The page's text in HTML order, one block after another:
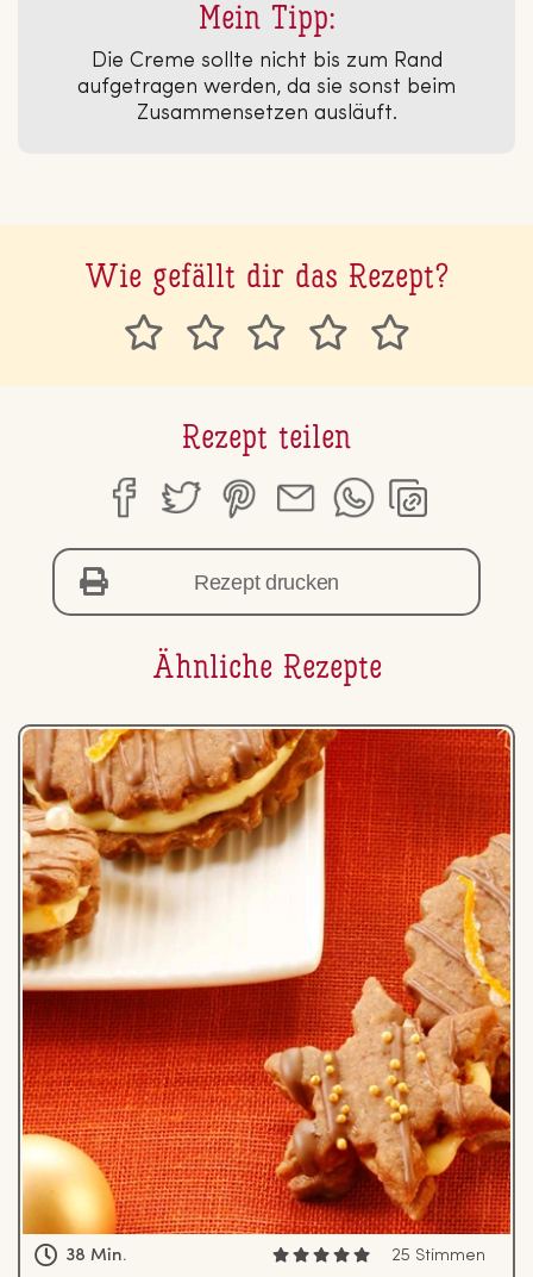
Mein Tipp:
Die Creme sollte nicht bis zum Rand
aufgetragen werden, da sie sonst beim
Zusammensetzen ausläuft.
Wie gefällt dir das Rezept?
Rezept teilen
Rezept drucken
Ähnliche Rezepte
38 Min. 25 Stimmen